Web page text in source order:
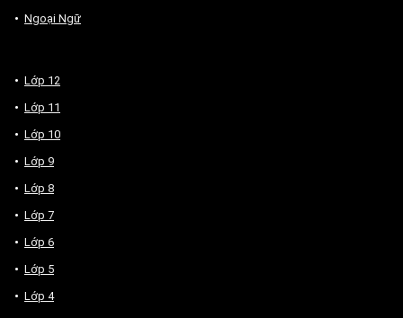
Ngoại Ngữ
Lớp 12
Lớp 11
Lớp 10
Lớp 9
Lớp 8
Lớp 7
Lớp 6
Lớp 5
Lớp 4